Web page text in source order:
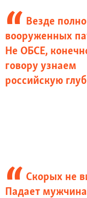
Везде полно
вооруженных
Не ОБСЕ,
говору узнаем
российскую
Скорых не
Падает